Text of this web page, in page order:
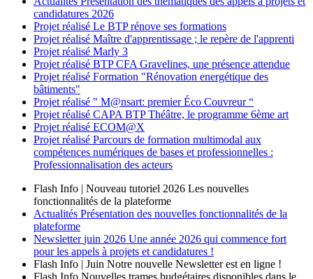
candidatures 2026
Projet réalisé Le BTP rénove ses formations
Projet réalisé Maître d'apprentissage ; le repère de l'apprenti
Projet réalisé Marly 3
Projet réalisé BTP CFA Gravelines, une présence attendue
Projet réalisé Formation "Rénovation energétique des
bâtiments"
Projet réalisé " M@nsart: premier Éco Couvreur “
Projet réalisé CAPA BTP Théâtre, le programme 6ème art
Projet réalisé ECOM@X
Projet réalisé Parcours de formation multimodal aux
compétences numériques de bases et professionnelles :
Professionnalisation des acteurs
Flash Info | Nouveau tutoriel 2026 Les nouvelles
fonctionnalités de la plateforme
Actualités Présentation des nouvelles fonctionnalités de la
plateforme
Newsletter juin 2026 Une année 2026 qui commence fort
pour les appels à projets et candidatures !
Flash Info | Juin Notre nouvelle Newsletter est en ligne !
Flash Info Nouvelles trames budgétaires disponibles dans le